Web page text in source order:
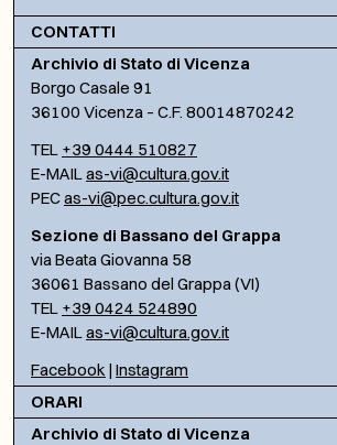
CONTATTI
Archivio di Stato di Vicenza
Borgo Casale 91
36100 Vicenza – C.F. 80014870242
TEL +39 0444 510827
E-MAILas-vi@cultura.gov.it
PECas-vi@pec.cultura.gov.it
Sezione di Bassano del Grappa
via Beata Giovanna 58
36061 Bassano del Grappa (VI)
TEL +39 0424 524890
E-MAILas-vi@cultura.gov.it
Facebook | Instagram
ORARI
Archivio di Stato di Vicenza